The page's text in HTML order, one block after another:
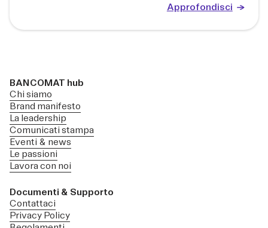
Approfondisci
BANCOMAT hub
Chi siamo
Brand manifesto
La leadership
Comunicati stampa
Eventi & news
Le passioni
Lavora con noi
Documenti & Supporto
Contattaci
Privacy Policy